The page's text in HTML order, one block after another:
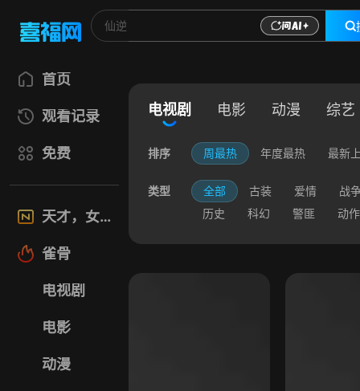
首页
观看记录
免费
天才，女友
雀骨
电视剧
电影
动漫
电视剧 电影 动漫 综艺
排序 周最热 年度最热 最新
类型 全部 古装 爱情
战
历史
科幻 警匪 动作